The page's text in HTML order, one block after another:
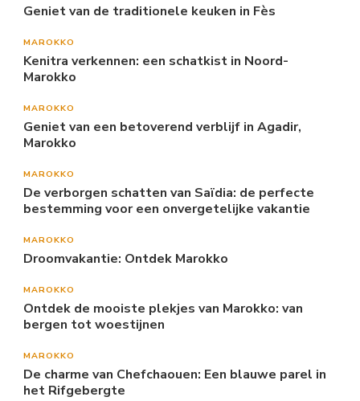
Geniet van de traditionele keuken in Fès
MAROKKO
Kenitra verkennen: een schatkist in Noord-
Marokko
MAROKKO
Geniet van een betoverend verblijf in Agadir,
Marokko
MAROKKO
De verborgen schatten van Saïdia: de perfecte
bestemming voor een onvergetelijke vakantie
MAROKKO
Droomvakantie: Ontdek Marokko
MAROKKO
Ontdek de mooiste plekjes van Marokko: van
bergen tot woestijnen
MAROKKO
De charme van Chefchaouen: Een blauwe parel in
het Rifgebergte